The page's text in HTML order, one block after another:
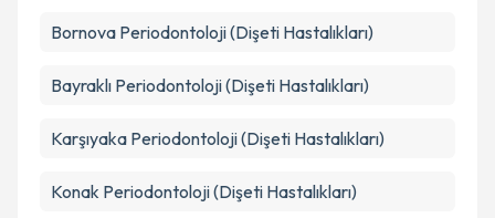
Bornova Periodontoloji (Dişeti Hastalıkları)
Bayraklı Periodontoloji (Dişeti Hastalıkları)
Karşıyaka Periodontoloji (Dişeti Hastalıkları)
Konak Periodontoloji (Dişeti Hastalıkları)